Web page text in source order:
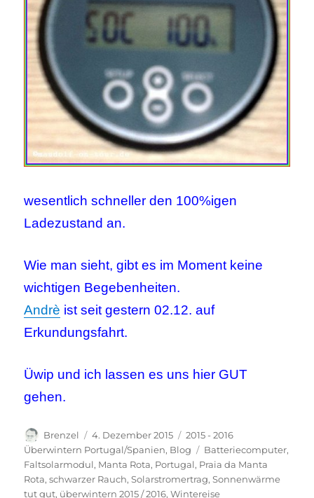
wesentlich schneller den 100%igen
Ladezustand an.
Wie man sieht, gibt es im Moment keine
wichtigen Begebenheiten.
Andrè ist seit gestern 02.12. auf
Erkundungsfahrt.
Üwip und ich lassen es uns hier GUT
gehen.
Autor
Brenzel
Veröffentlicht
am
4. Dezember 2015 Kategorien
2015 - 2016
Überwintern Portugal/Spanien, Blog Schlagwörter
Batteriecomputer,
Faltsolarmodul, Manta Rota, Portugal, Praia da Manta
Rota,schwarzer Rauch,Solarstromertrag,Sonnenwärme
tut gut, überwintern 2015 / 2016,Wintereise